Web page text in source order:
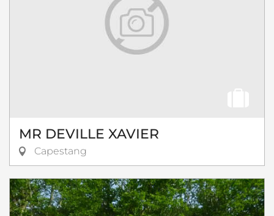
MR DEVILLE XAVIER
Capestang